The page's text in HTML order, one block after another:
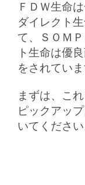
ＦＤＷ生命
ダイレクト
て、ＳＯＭ
ト生命は優
をされていま
まずは、こ
ピックアッ
いてください